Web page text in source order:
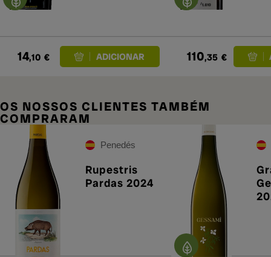
14,10 € 110,35 €
OS NOSSOS CLIENTES TAMBÉM
COMPRARAM
Penedés
Rupestris
Pardas 2024